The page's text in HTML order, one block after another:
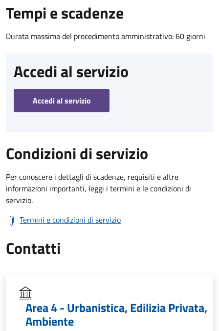
Tempi e scadenze
Durata massima del procedimento amministrativo: 60 giorni
Accedi al servizio
Accedi al servizio
Condizioni di servizio
Per conoscere i dettagli di scadenze, requisiti e altre
informazioni importanti, leggi i termini e le condizioni di
servizio.
Termini e condizioni di servizio
Contatti
Area 4 - Urbanistica, Edilizia Privata,
Ambiente